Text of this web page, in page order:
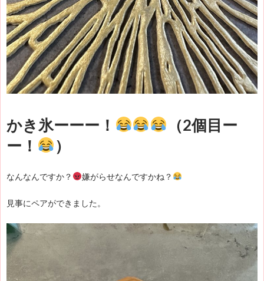
かき氷ーーー！
（2個目ー
ー！
）
なんなんですか？ 嫌がらせなんですかね？
見事にペアができました。